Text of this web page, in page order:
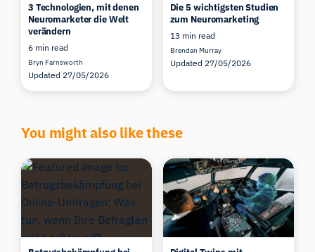
3 Technologien, mit denen
Neuromarketer die Welt
verändern
6 min read
Bryn Farnsworth
Updated 27/05/2026
Die 5 wichtigsten Studien
zum Neuromarketing
13 min read
Brendan Murray
Updated 27/05/2026
You might also like these